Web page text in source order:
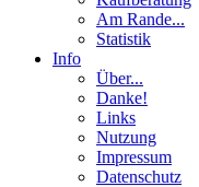
Am Rande...
Statistik
Info
Über...
Danke!
Links
Nutzung
Impressum
Datenschutz